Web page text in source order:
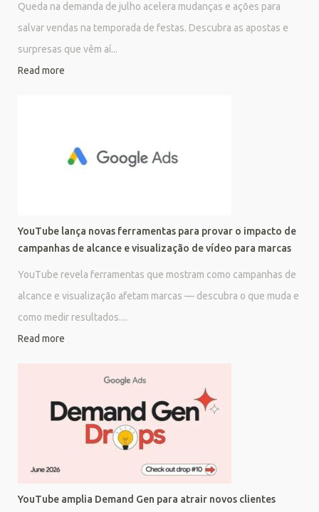
Queda na demanda de julho acelera mudanças e ações para
salvar vendas na temporada de festas. Descubra as apostas e
surpresas que vêm aí...
Read more
YouTube lança novas ferramentas para provar o impacto de
campanhas de alcance e visualização de vídeo para marcas
YouTube revela ferramentas que mostram como campanhas de
alcance e visualização afetam marcas — descubra o que muda e
como medir resultados....
Read more
YouTube amplia Demand Gen para atrair novos clientes